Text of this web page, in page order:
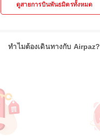
ดูสายการบินพันธมิตรทั้งหมด
ทำไมต้องเดินทางกับ Airpaz?